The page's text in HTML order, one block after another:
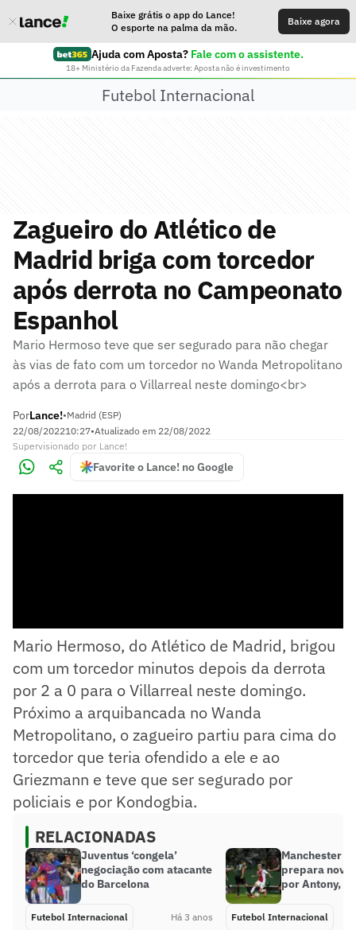
Baixe grátis o app do Lance!
O esporte na palma da mão.
Baixe agora
Ajuda com Aposta? Fale com o assistente.
18+ Ministério da Fazenda adverte: Aposta não é investimento
Futebol Internacional
Zagueiro do Atlético de
Madrid briga com torcedor
após derrota no Campeonato
Espanhol
Mario Hermoso teve que ser segurado para não chegar
às vias de fato com um torcedor no Wanda Metropolitano
após a derrota para o Villarreal neste domingo<br>
PorLance!•Madrid (ESP)
22/08/202210:27•Atualizado em 22/08/2022
Supervisionado por Lance!
Favorite o Lance! no Google
Mario Hermoso, do Atlético de Madrid, brigou
com um torcedor minutos depois da derrota
por 2 a 0 para o Villarreal neste domingo.
Próximo a arquibancada no Wanda
Metropolitano, o zagueiro partiu para cima do
torcedor que teria ofendido a ele e ao
Griezmann e teve que ser segurado por
policiais e por Kondogbia.
RELACIONADAS
Juventus ‘congela’
negociação com atacante
do Barcelona
Futebol Internacional Há 3 anos
Manchester
prepara nova
por Antony,
Futebol Internacional